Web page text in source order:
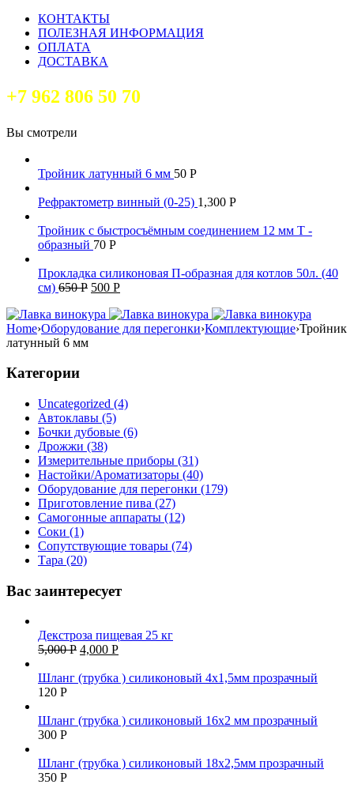
КОНТАКТЫ
ПОЛЕЗНАЯ ИНФОРМАЦИЯ
ОПЛАТА
ДОСТАВКА
+7 962 806 50 70
Вы смотрели
Тройник латунный 6 мм 50 Р
Рефрактометр винный (0-25) 1,300 Р
Тройник с быстросъёмным соединением 12 мм Т -
образный 70 Р
Прокладка силиконовая П-образная для котлов 50л. (40
см) 650Р 500 Р
Home›Оборудование для перегонки›Комплектующие›Тройник
латунный 6 мм
Категории
Uncategorized (4)
Автоклавы (5)
Бочки дубовые (6)
Дрожжи (38)
Измерительные приборы (31)
Настойки/Ароматизаторы (40)
Оборудование для перегонки (179)
Приготовление пива (27)
Самогонные аппараты (12)
Соки (1)
Сопутствующие товары (74)
Тара (20)
Вас заинтересует
Декстроза пищевая 25 кг
5,000Р 4,000 Р
Шланг (трубка ) силиконовый 4х1,5мм прозрачный
120 Р
Шланг (трубка ) силиконовый 16х2 мм прозрачный
300 Р
Шланг (трубка ) силиконовый 18х2,5мм прозрачный
350 Р